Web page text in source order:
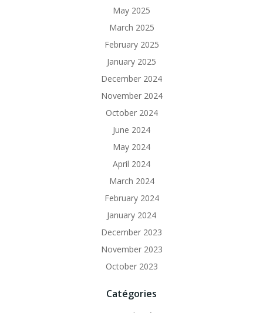
May 2025
March 2025
February 2025
January 2025
December 2024
November 2024
October 2024
June 2024
May 2024
April 2024
March 2024
February 2024
January 2024
December 2023
November 2023
October 2023
Catégories